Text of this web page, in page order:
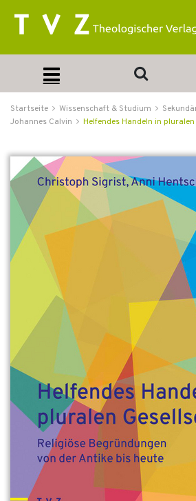
Startseite Wissenschaft & Studium
Johannes Calvin
Helfendes Handeln in